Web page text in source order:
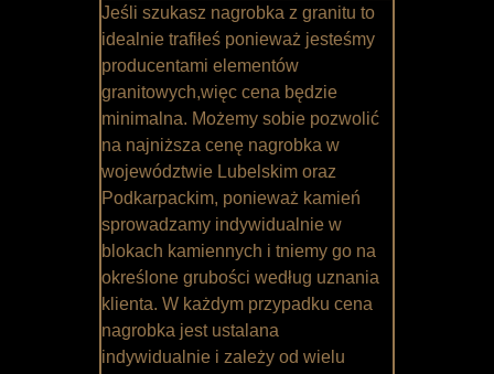
Jeśli szukasz nagrobka z granitu to
idealnie trafiłeś ponieważ jesteśmy
producentami elementów
granitowych,więc cena będzie
minimalna. Możemy sobie pozwolić
na najniższa cenę nagrobka w
województwie Lubelskim oraz
Podkarpackim, ponieważ kamień
sprowadzamy indywidualnie w
blokach kamiennych i tniemy go na
określone grubości według uznania
klienta. W każdym przypadku cena
nagrobka jest ustalana
indywidualnie i zależy od wielu